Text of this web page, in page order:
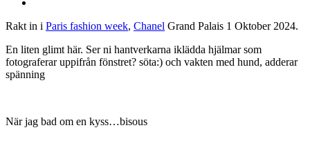
Image
Rakt in i Paris fashion week, Chanel Grand Palais 1 Oktober 2024.
En liten glimt här. Ser ni hantverkarna iklädda hjälmar som
fotograferar uppifrån fönstret? söta:) och vakten med hund, adderar
spänning
När jag bad om en kyss…bisous